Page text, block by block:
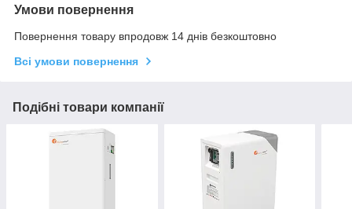
Умови повернення
Повернення товару впродовж 14 днів безкоштовно
Всі умови повернення
Подібні товари компанії